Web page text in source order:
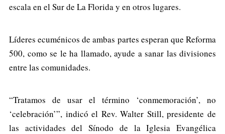
escala en el Sur de La Florida y en otros lugares.
Líderes ecuménicos de ambas partes esperan que Reforma
500, como se le ha llamado, ayude a sanar las divisiones
entre las comunidades.
“Tratamos de usar el término ‘conmemoración’, no
‘celebración’”, indicó el Rev. Walter Still, presidente de
las actividades del Sínodo de la Iglesia Evangélica